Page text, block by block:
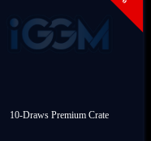
10-Draws Premium Crate